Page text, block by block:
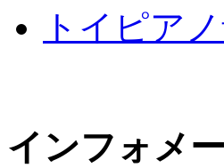
トイピア
インフォメ